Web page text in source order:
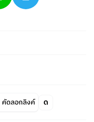
คัดลอกลิงค์